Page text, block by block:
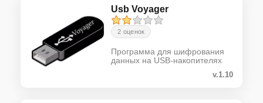
Usb Voyager
2 оценок
Программа для шифрования
данных на USB-накопителях
v.1.10